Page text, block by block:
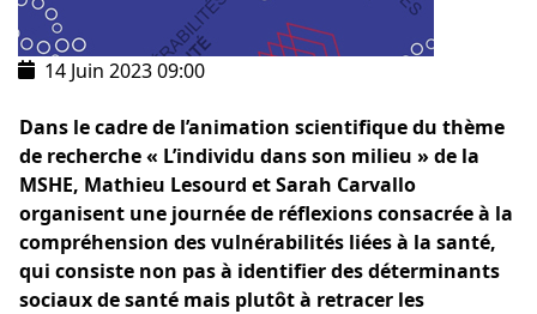
14 Juin 202309:00
Dans le cadre de l’animation scientifique du thème
de recherche « L’individu dans son milieu » de la
MSHE, Mathieu Lesourd et Sarah Carvallo
organisent une journée de réflexions consacrée à la
compréhension des vulnérabilités liées à la santé,
qui consiste non pas à identifier des déterminants
sociaux de santé mais plutôt à retracer les